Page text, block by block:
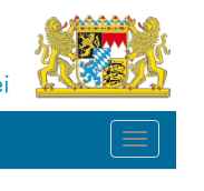
Toggle